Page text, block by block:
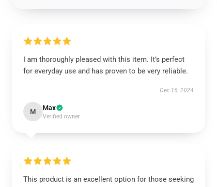
I am thoroughly pleased with this item. It’s perfect
for everyday use and has proven to be very reliable.
Dec 16, 2024
M Max
Verified owner
This product is an excellent option for those seeking